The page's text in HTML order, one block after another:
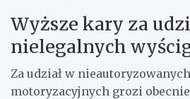
Wyższe kary za
nielegalnych
Za udział w
motoryzacyjnych grozi obecnie